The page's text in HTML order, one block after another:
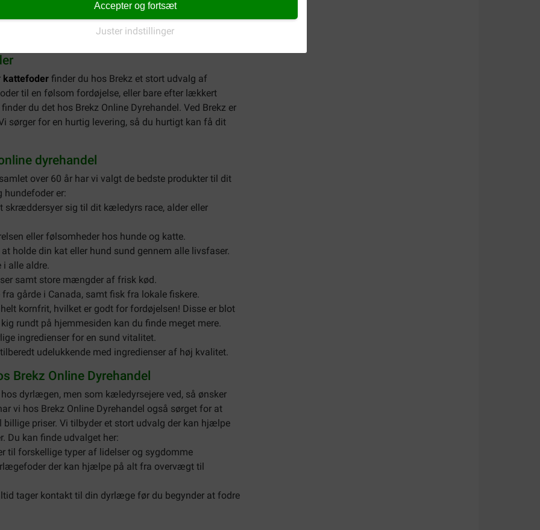
Accepter og fortsæt
Juster indstillinger
vores omkostninger lave og give vores kunder bedre
marked og har en effektiv logistik, kan vi fortsat
vores kunder.
kattefoder finder du hos Brekz et stort udvalg af
til en følsom fordøjelse, eller bare efter lækkert
du det hos Brekz Online Dyrehandel. Ved Brekz er
sørger for en hurtig levering, så du hurtigt kan få dit
dyrehandel
over 60 år har vi valgt de bedste produkter til dit
er:
sig til dit kæledyrs race, alder eller
eller følsomheder hos hunde og katte.
holde din kat eller hund sund gennem alle livsfaser.
alle aldre.
samt store mængder af frisk kød.
gårde i Canada, samt fisk fra lokale fiskere.
kornfrit, hvilket er godt for fordøjelsen! Disse er blot
rundt på hjemmesiden kan du finde meget mere.
ingredienser for en sund vitalitet.
udelukkende med ingredienser af høj kvalitet.
Brekz Online Dyrehandel
dyrlægen, men som kæledyrsejere ved, så ønsker
vi hos Brekz Online Dyrehandel også sørget for at
priser. Vi tilbyder et stort udvalg der kan hjælpe
Du kan finde udvalget her:
til forskellige typer af lidelser og sygdomme
der kan hjælpe på alt fra overvægt til
tager kontakt til din dyrlæge før du begynder at fodre